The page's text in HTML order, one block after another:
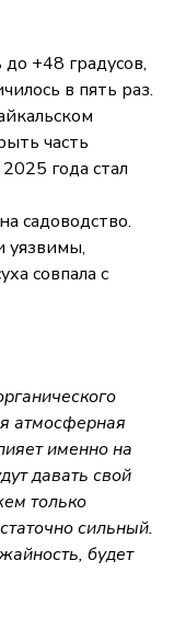
+48 градусов,
в пять раз.
часть
года стал
садоводство.
уязвимы,
совпала с
атмосферная
именно на
давать свой
только
сильный.
будет